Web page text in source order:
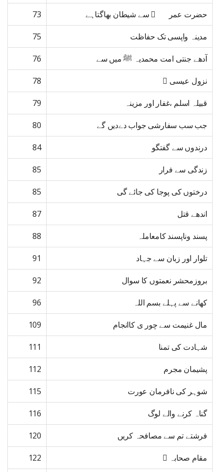
حضرت عمر ﷜ سے شیطان بھاگتاہے 73
مدینہ واپسی تک حفاظت 75
آدھے جنتی امت محمدیہ ﷺ میں سے 76
نزول عیسی ﷤ 78
قبیلہ اسلم ،غفار اور مزینہ 79
جب سب سفارشی جواب دےدیں گے 80
درندوں سے گفتگو 84
زندگی سے فرار 85
درختوں کی پوجا کی جائے گی 85
اندھے قتل 87
پسند وناپسند کامعاملہ 88
تلوار اور زبان سے جہاد 91
بروزمحشر نعمتوں کا سوال 92
کھانے سے پہلے بسم اللہ 96
مال غنیمت سے چور ی کاانجام 109
شہادت کی تمنا 111
پشیمان مجرم 112
شوہر کی نافرمان عورت 115
گناہ کرنے والے لوگ 116
فرشتے تم سے مصافحہ کریں 120
مقام صحابہ ﷢ 122